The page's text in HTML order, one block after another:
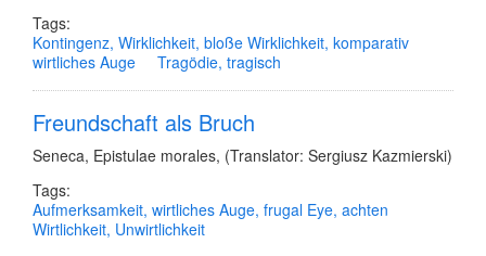
Tags:
Kontingenz, Wirklichkeit, bloße Wirklichkeit, komparativ
wirtliches Auge
Tragödie, tragisch
Freundschaft als Bruch
Seneca, Epistulae morales, (Translator: Sergiusz Kazmierski)
Tags:
Aufmerksamkeit, wirtliches Auge, frugal Eye, achten
Wirtlichkeit, Unwirtlichkeit